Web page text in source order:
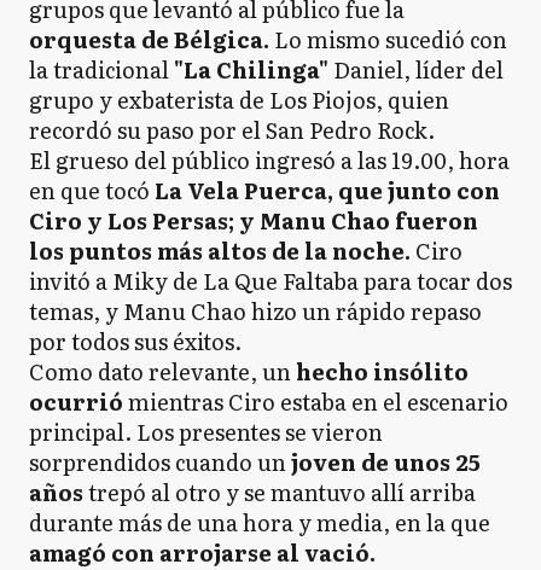
grupos que levantó al público fue la
orquesta de Bélgica. Lo mismo sucedió con
la tradicional"La Chilinga" Daniel, líder del
grupo y exbaterista de Los Piojos, quien
recordó su paso por el San Pedro Rock.
El grueso del público ingresó a las 19.00, hora
en que tocó La Vela Puerca, que junto con
Ciro y Los Persas; y Manu Chao fueron
los puntos más altos de la noche. Ciro
invitó a Miky de La Que Faltaba para tocar dos
temas, y Manu Chao hizo un rápido repaso
por todos sus éxitos.
Como dato relevante, unhecho insólito
ocurriómientras Ciro estaba en el escenario
principal. Los presentes se vieron
sorprendidos cuando unjoven de unos 25
añostrepó al otro y se mantuvo allí arriba
durante más de una hora y media, en la que
amagó con arrojarse al vació.